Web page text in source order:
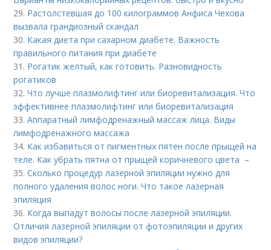
29. Растолстевшая до 100 килограммов Анфиса Чехова
вызвала грандиозный скандал
30. Какая диета при сахарном диабете. Важность
правильного питания при диабете
31. Рогатик желтый, как готовить. Разновидность
рогатиков
32.Что лучше плазмолифтинг или биоревитализация. Что
эффективнее плазмолифтинг или биоревитализация
33.Аппаратный лимфодренажный массаж лица. Виды
лимфодренажного массажа
34. Как избавиться от пигментных пятен после прыщей на
теле. Как убрать пятна от прыщей коричневого цвета –
35.Сколько процедур лазерной эпиляции нужно для
полного удаления волос ноги. Что такое лазерная
эпиляция
36. Когда выпадут волосы после лазерной эпиляции.
Отличия лазерной эпиляции от фотоэпиляции и других
видов эпиляции?